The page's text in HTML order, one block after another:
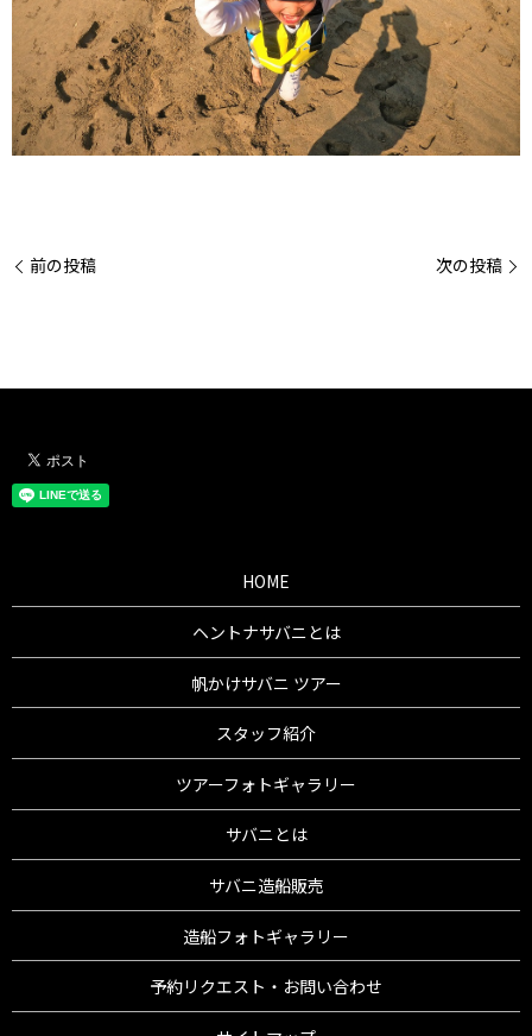
前の投稿 次の投稿
HOME
ヘントナサバニとは
帆かけサバニ ツアー
スタッフ紹介
ツアーフォトギャラリー
サバニとは
サバニ造船販売
造船フォトギャラリー
予約リクエスト・お問い合わせ